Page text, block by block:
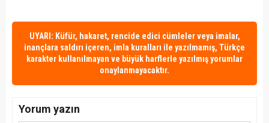
UYARI: Küfür, hakaret, rencide edici cümleler veya imalar,
inançlara saldırı içeren, imla kuralları ile yazılmamış, Türkçe
karakter kullanılmayan ve büyük harflerle yazılmış yorumlar
onaylanmayacaktır.
Yorum yazın